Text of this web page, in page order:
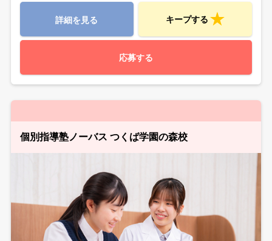
詳細を見る キープする
応募する
個別指導塾ノーバス つくば学園の森校